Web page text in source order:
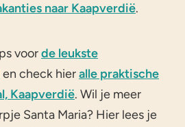
naar Kaapverdië.
voorde leukste
en check hieralle praktische
Kaapverdië. Wil je meer
Santa Maria? Hier lees je